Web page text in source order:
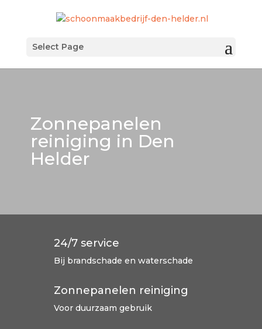
Select Page
Zonnepanelen
reiniging in Den
Helder
24/7 service
Bij brandschade en waterschade
Zonnepanelen reiniging
Voor duurzaam gebruik